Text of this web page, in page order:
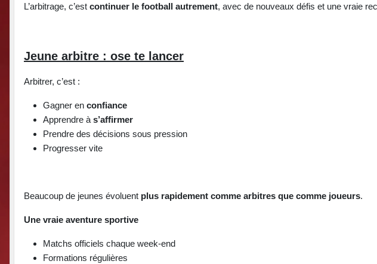
L’arbitrage, c’est continuer le football autrement, avec de nouveaux défis et une vraie
Jeune arbitre : ose te lancer
Arbitrer, c’est :
Gagner en confiance
Apprendre às’affirmer
Prendre des décisions sous pression
Progresser vite
Beaucoup de jeunes évoluent plus rapidement comme arbitres que comme joueurs.
Une vraie aventure sportive
Matchs officiels chaque week-end
Formations régulières